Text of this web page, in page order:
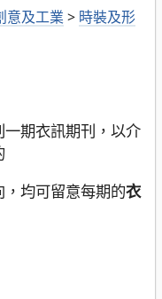
意及工業 > 時裝及形
期衣訊期刊，以介
均可留意每期的衣